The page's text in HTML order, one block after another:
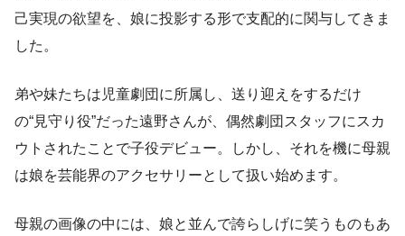
己実現の欲望を、娘に投影する形で支配的に関与してきま
した。
弟や妹たちは児童劇団に所属し、送り迎えをするだけ
の“見守り役”だった遠野さんが、偶然劇団スタッフにスカ
ウトされたことで子役デビュー。しかし、それを機に母親
は娘を芸能界のアクセサリーとして扱い始めます。
母親の画像の中には、娘と並んで誇らしげに笑うものもあ